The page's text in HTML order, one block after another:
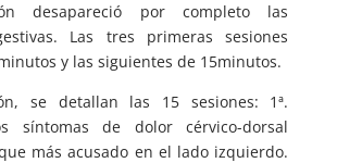
desapareció por completo las
Las tres primeras sesiones
y las siguientes de 15minutos.
se detallan las 15 sesiones: 1ª.
síntomas de dolor cérvico-dorsal
más acusado en el lado izquierdo.